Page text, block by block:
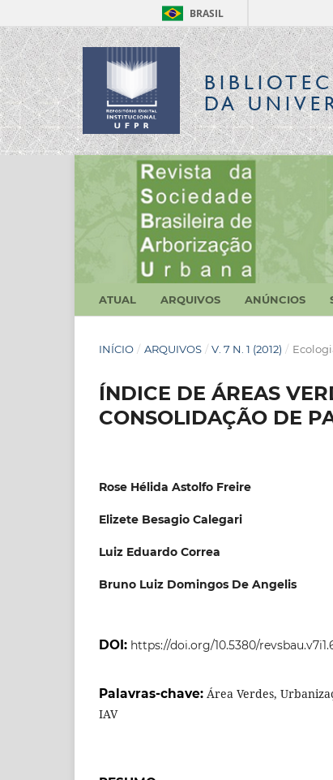
BRASIL
DA
ATUAL ARQUIVOS ANÚNCIOS
INÍCIO / ARQUIVOS / V. 7 N. 1 (2012) /
ÍNDICE DE ÁREAS
CONSOLIDAÇÃO DE
Rose Hélida Astolfo Freire
Elizete Besagio Calegari
Luiz Eduardo Correa
Bruno Luiz Domingos De Angelis
DOI: https://doi.org/10.5380/
Palavras-chave: Área Verdes,
IAV